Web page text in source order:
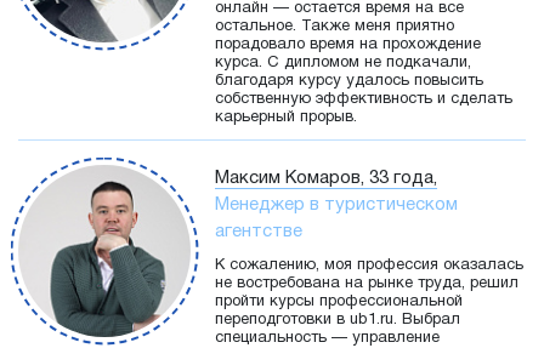
онлайн — остается время на все
остальное. Также меня приятно
порадовало время на прохождение
курса. С дипломом не подкачали,
благодаря курсу удалось повысить
собственную эффективность и сделать
карьерный прорыв.
Максим Комаров, 33 года,
Менеджер в туристическом
агентстве
К сожалению, моя профессия оказалась
не востребована на рынке труда, решил
пройти курсы профессиональной
переподготовки в ub1.ru. Выбрал
специальность — управление